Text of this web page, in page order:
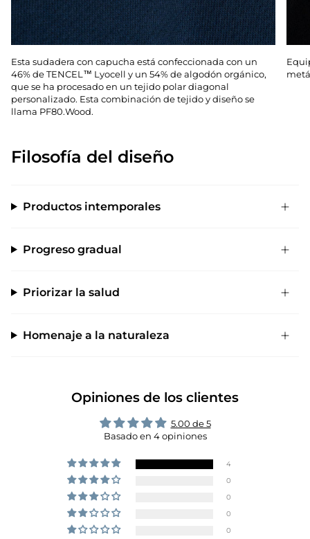
Esta sudadera con capucha está confeccionada con un
46% de TENCEL™ Lyocell y un 54% de algodón orgánico,
que se ha procesado en un tejido polar diagonal
personalizado. Esta combinación de tejido y diseño se
llama PF80.Wood.
Filosofía del diseño
Productos intemporales
Progreso gradual
Priorizar la salud
Homenaje a la naturaleza
Opiniones de los clientes
5.00 de 5
Basado en 4 opiniones
4
0
0
0
0